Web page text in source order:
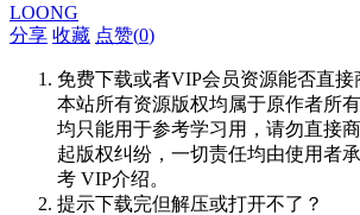
LOONG
分享 收藏 点赞(0)
免费下载或者VIP会员资源能否直接
本站所有资源版权均属于原作者所
均只能用于参考学习用，请勿直接
起版权纠纷，一切责任均由使用者
考 VIP介绍。
提示下载完但解压或打开不了？